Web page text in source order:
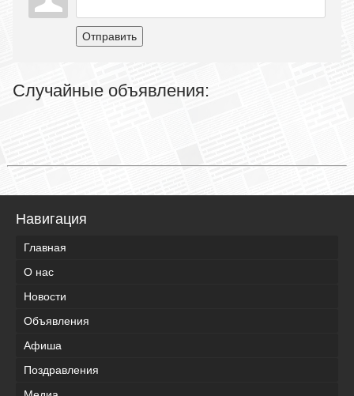
Отправить
Случайные объявления:
Навигация
Главная
О нас
Новости
Объявления
Афиша
Поздравления